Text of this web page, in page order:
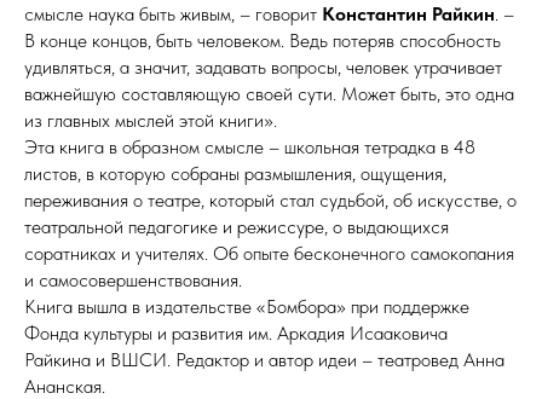
смысле наука быть живым, – говорит Константин Райкин. –
В конце концов, быть человеком. Ведь потеряв способность
удивляться, а значит, задавать вопросы, человек утрачивает
важнейшую составляющую своей сути. Может быть, это одна
из главных мыслей этой книги».
Эта книга в образном смысле – школьная тетрадка в 48
листов, в которую собраны размышления, ощущения,
переживания о театре, который стал судьбой, об искусстве, о
театральной педагогике и режиссуре, о выдающихся
соратниках и учителях. Об опыте бесконечного самокопания
и самосовершенствования.
Книга вышла в издательстве «Бомбора» при поддержке
Фонда культуры и развития им. Аркадия Исааковича
Райкина и ВШСИ. Редактор и автор идеи – театровед Анна
Ананская.